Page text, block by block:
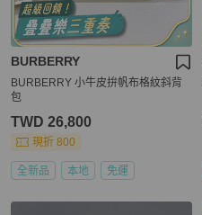
BURBERRY
BURBERRY 小牛皮拚帆布格紋斜背
包
TWD 26,800
現折 800
全新品 本地 免運